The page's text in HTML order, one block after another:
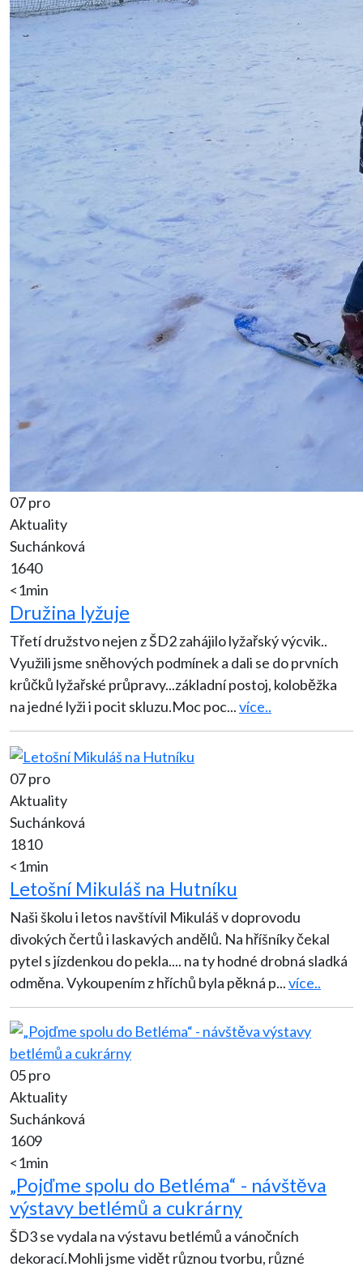
07 pro
Aktuality
Suchánková
1640
<1min
Družina lyžuje
Třetí družstvo nejen z ŠD2 zahájilo lyžařský výcvik..
Využili jsme sněhových podmínek a dali se do prvních
krůčků lyžařské průpravy...základní postoj, koloběžka
na jedné lyži i pocit skluzu.Moc poc...více..
07 pro
Aktuality
Suchánková
1810
<1min
Letošní Mikuláš na Hutníku
Naši školu i letos navštívil Mikuláš v doprovodu
divokých čertů i laskavých andělů. Na hříšníky čekal
pytel s jízdenkou do pekla.... na ty hodné drobná sladká
odměna. Vykoupením z hříchů byla pěkná p...více..
05 pro
Aktuality
Suchánková
1609
<1min
„Pojďme spolu do Betléma“ - návštěva
výstavy betlémů a cukrárny
ŠD3 se vydala na výstavu betlémů a vánočních
dekorací.Mohli jsme vidět různou tvorbu, různé